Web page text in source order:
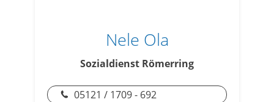
Nele Ola
Sozialdienst Römerring
05121 / 1709 - 692